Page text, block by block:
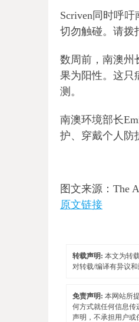
Scriven同时呼
切勿触碰。请拨
数周前，南澳州
果为阳性。这只
测。
南澳环境部长
护、穿戴个人防
图文来源：The
原文链接
转载声明: 本文为转
对转载/编译有异议
免责声明: 本网站所
何方式就任何信息传
声明，不承担用户或